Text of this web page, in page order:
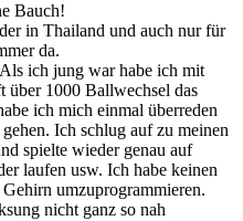
Bauch!
in Thailand und auch nur für
da.
ich jung war habe ich mit
über 1000 Ballwechsel das
ich mich einmal überreden
Ich schlug auf zu meinen
spielte wieder genau auf
laufen usw. Ich habe keinen
umzuprogrammieren.
nicht ganz so nah